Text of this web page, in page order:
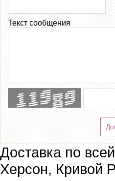
Текст сообщения
Доставка по
Херсон, Кривой